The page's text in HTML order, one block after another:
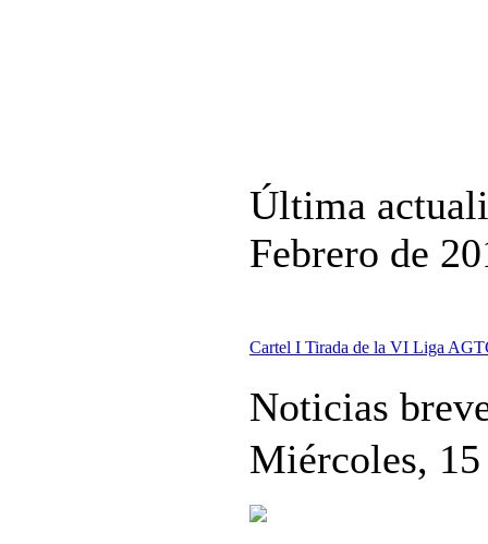
Última
Febrero de
Cartel I Tirada de la VI Liga
Noticias
Miércoles,